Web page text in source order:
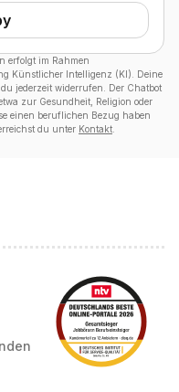
erfolgt im Rahmen
Künstlicher Intelligenz (KI). Deine
jederzeit widerrufen. Der Chatbot
zur Gesundheit, Religion oder
einen beruflichen Bezug haben
du unter Kontakt